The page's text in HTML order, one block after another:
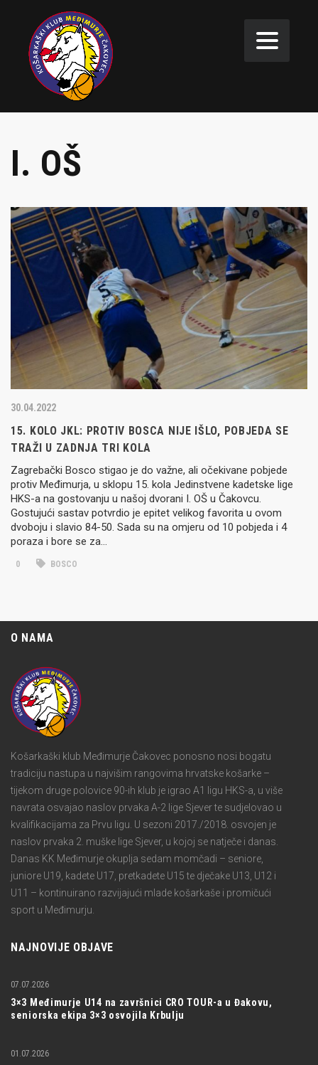
I. OŠ
30.04.2022
15. KOLO JKL: PROTIV BOSCA NIJE IŠLO, POBJEDA SE
TRAŽI U ZADNJA TRI KOLA
Zagrebački Bosco stigao je do važne, ali očekivane pobjede
protiv Međimurja, u sklopu 15. kola Jedinstvene kadetske lige
HKS-a na gostovanju u našoj dvorani I. OŠ u Čakovcu.
Gostujući sastav potvrdio je epitet velikog favorita u ovom
dvoboju i slavio 84-50. Sada su na omjeru od 10 pobjeda i 4
poraza i bore se za…
0 BOSCO
O NAMA
Košarkaški klub Međimurje Čakovec ponosno nosi bogatu
tradiciju nastupa u najvišim rangovima hrvatske košarke –
tijekom druge polovice 90-ih klub je igrao A1 ligu HKS-a, u više
navrata osvajao naslov prvaka A-2 lige Sjever te sudjelovao u
kvalifikacijama za Prvu ligu. U sezoni 2017./2018. osvojen je
naslov prvaka 2. muške lige Sjever, u kojoj se natječe i danas.
Danas KK Međimurje okuplja sedam momčadi – seniore,
juniore U19, kadete U17, pretkadete U15 te dječake U13, U12 i
U11 – kontinuirano razvijajući mlade košarkaše i promičući
sport u Međimurju.
NAJNOVIJE OBJAVE
3×3 Međimurje U14 na završnici CRO TOUR-a u Đakovu,
seniorska ekipa 3×3 osvojila Krbulju
07.07.2026
01.07.2026